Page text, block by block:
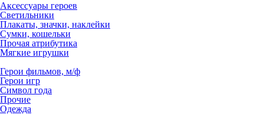
Аксессуары героев
Светильники
Плакаты, значки, наклейки
Сумки, кошельки
Прочая атрибутика
Мягкие игрушки
Герои фильмов, м/ф
Герои игр
Символ года
Прочие
Одежда